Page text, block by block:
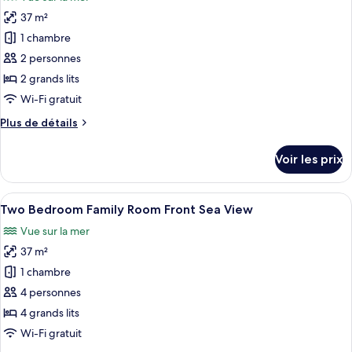
Supérieure,
vue
mer
(Xtra)
photos
pour
ce
type
de
chambre :
Chambre
mer
(Xtra,
Frontal)
37 m²
1 chambre
2 personnes
2 grands lits
Wi-Fi gratuit
Plus de détails
Plus
le
type
de
Chambre
Supérieure,
vue
mer
(Xtra,
Frontal)
Voir les prix
Afficher
toutes
les
photos
pour
ce
type
de
chambre :
Minibar, coffres-forts dans les
5
Two Bedroom Family Room Front Sea View
Vue sur la mer
37 m²
1 chambre
4 personnes
4 grands lits
Wi-Fi gratuit